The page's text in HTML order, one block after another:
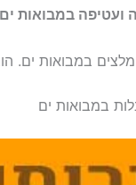
ועטיפה במבואות ים
במבואות ים.
במבואות ים